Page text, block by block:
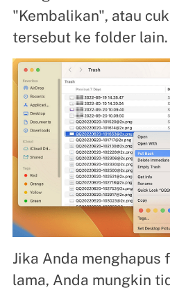
"Kembalikan", atau
tersebut ke folder lain.
Jika Anda
lama, Anda mungkin